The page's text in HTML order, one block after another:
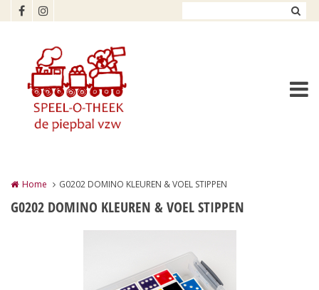
Overslaan en naar de inhoud gaan
Home G0202 DOMINO KLEUREN & VOEL STIPPEN
G0202 DOMINO KLEUREN & VOEL STIPPEN